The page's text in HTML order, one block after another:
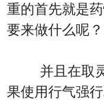
重的首先就是
要来做什么呢？
并且在取灵
果使用行气强